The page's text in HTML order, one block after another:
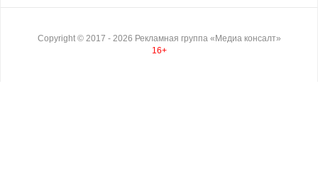
Copyright © 2017 - 2026 Рекламная группа «Медиа консалт»
16+